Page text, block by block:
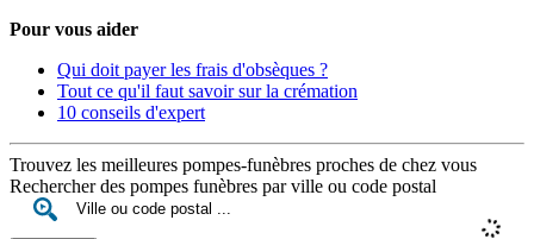
Pour vous aider
Qui doit payer les frais d'obsèques ?
Tout ce qu'il faut savoir sur la crémation
10 conseils d'expert
Trouvez les meilleures pompes-funèbres proches de chez vous
Rechercher des pompes funèbres par ville ou code postal